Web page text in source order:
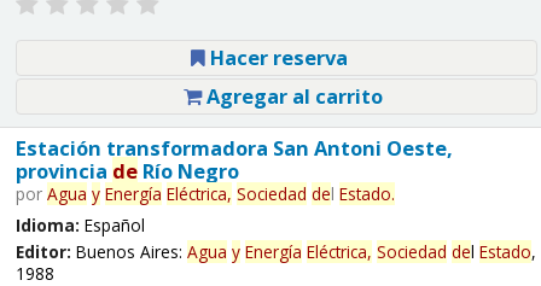
Hacer reserva
Agregar al carrito
Estación transformadora San Antoni Oeste,
provincia deRío Negro
por Agua y Energía Eléctrica, Sociedad del Estado.
Idioma: Español
Editor: Buenos Aires: Agua y Energía Eléctrica, Sociedad del Estado,
1988